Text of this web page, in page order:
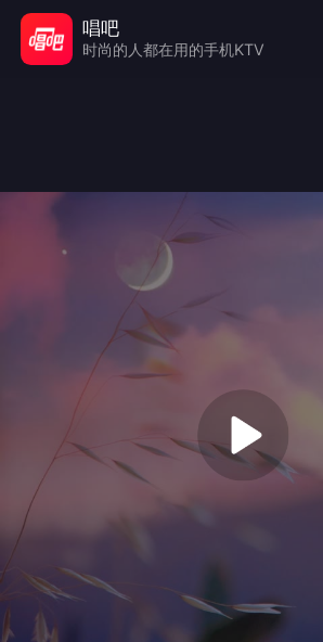
唱吧
时尚的人都在用的手机KTV